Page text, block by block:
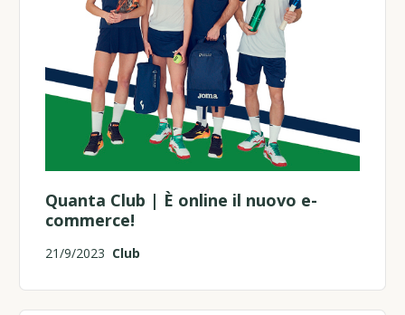
Quanta Club | È online il nuovo e-
commerce!
21/9/2023 Club